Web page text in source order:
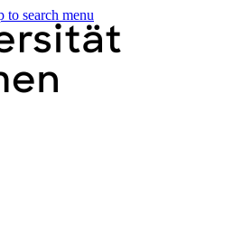
to search menu